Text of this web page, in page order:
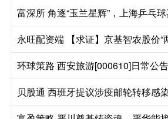
环球策路 西安旅游[000610]日常公
贝股通 西班牙提议涉疫邮轮转移感